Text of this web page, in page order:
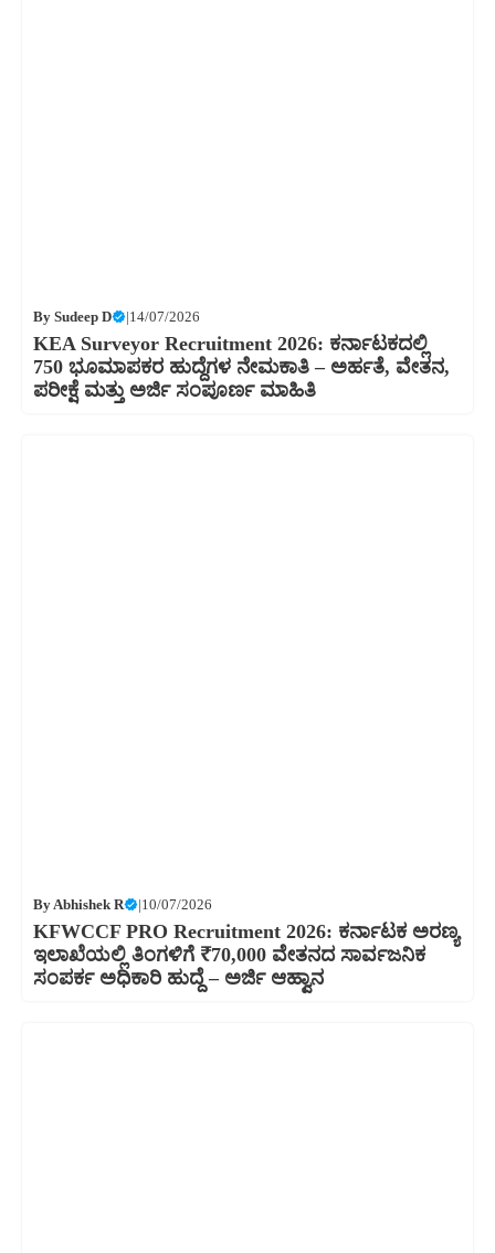
By Sudeep D |14/07/2026
KEA Surveyor Recruitment 2026: ಕರ್ನಾಟಕದಲ್ಲಿ
750 ಭೂಮಾಪಕರ ಹುದ್ದೆಗಳ ನೇಮಕಾತಿ – ಅರ್ಹತೆ, ವೇತನ,
ಪರೀಕ್ಷೆ ಮತ್ತು ಅರ್ಜಿ ಸಂಪೂರ್ಣ ಮಾಹಿತಿ
ByAbhishek R |10/07/2026
KFWCCF PRO Recruitment 2026: ಕರ್ನಾಟಕ ಅರಣ್ಯ
ಇಲಾಖೆಯಲ್ಲಿ ತಿಂಗಳಿಗೆ ₹70,000 ವೇತನದ ಸಾರ್ವಜನಿಕ
ಸಂಪರ್ಕ ಅಧಿಕಾರಿ ಹುದ್ದೆ – ಅರ್ಜಿ ಆಹ್ವಾನ